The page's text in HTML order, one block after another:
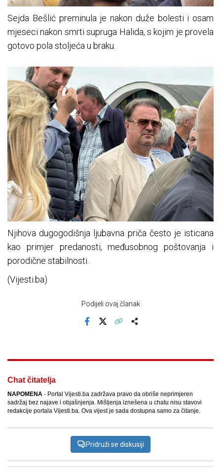
Sejda Bešlić preminula je nakon duže bolesti i osam
mjeseci nakon smrti supruga Halida, s kojim je provela
gotovo pola stoljeća u braku.
Njihova dugogodišnja ljubavna priča često je isticana
kao primjer predanosti, međusobnog poštovanja i
porodične stabilnosti.
(Vijesti.ba)
Podijeli ovaj članak
Chat čitatelja
NAPOMENA - Portal Vijesti.ba zadržava pravo da obriše neprimjeren
sadržaj bez najave i objašnjenja. Mišljenja iznešena u chatu nisu stavovi
redakcije portala Vijesti.ba. Ova vijest je sada dostupna samo za čitanje.
Pridruži se diskusiji